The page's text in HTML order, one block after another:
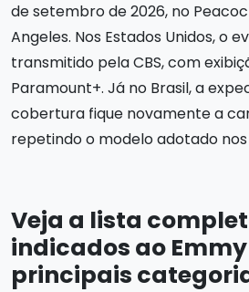
de setembro de 2026, no
Angeles. Nos Estados Unidos, o
transmitido pela CBS, com
Paramount+. Já no Brasil, a
cobertura fique novamente a
repetindo o modelo adotado
Veja a lista
indicados ao
principais